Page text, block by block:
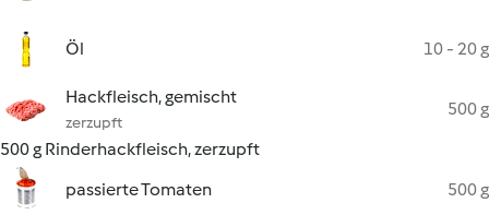
Öl 10 - 20 g
Hackfleisch, gemischt
zerzupft
500 g
500 g Rinderhackfleisch, zerzupft
passierte Tomaten
500 g